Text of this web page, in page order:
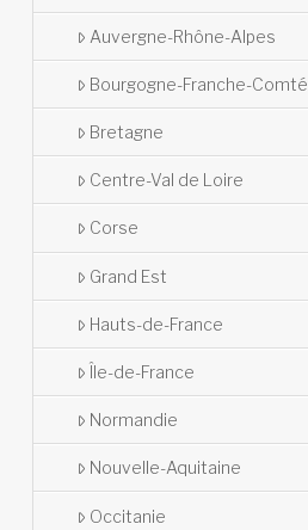
Auvergne-Rhône-Alpes
Bourgogne-Franche-Comté
Bretagne
Centre-Val de Loire
Corse
Grand Est
Hauts-de-France
Île-de-France
Normandie
Nouvelle-Aquitaine
Occitanie